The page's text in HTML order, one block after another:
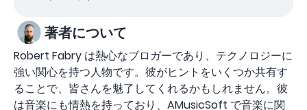
著者について
Robert Fabry は熱心なブロガーであり、テクノロジーに
強い関心を持つ人物です。彼がヒントをいくつか共有す
ることで、皆さんを魅了してくれるかもしれません。彼
は音楽にも情熱を持っており、AMusicSoft で音楽に関